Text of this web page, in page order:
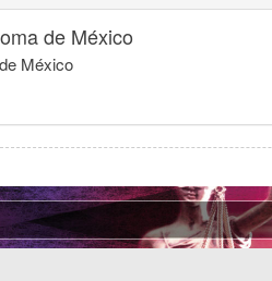
de México
México